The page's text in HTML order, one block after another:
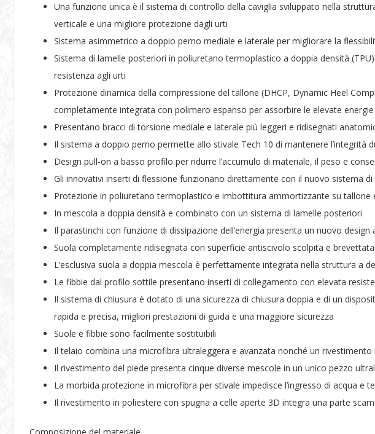
Una funzione unica è il sistema di controllo della caviglia sviluppato nella
verticale e una migliore protezione dagli urti
Sistema asimmetrico a doppio perno mediale e laterale per migliorare la
Sistema di lamelle posteriori in poliuretano termoplastico a doppia densità
resistenza agli urti
Protezione dinamica della compressione del tallone (DHCP, Dynamic Heel
completamente integrata con polimero espanso per assorbire le elevate energie
Presentano bracci di torsione mediale e laterale più leggeri e ridisegnati
Il sistema a doppio perno permette allo stivale Tech 10 di mantenere l’integrità
Design pull-on a basso profilo per ridurre l’accumulo di materiale, il peso e
Gli innovativi inserti di flessione funzionano direttamente con il nuovo sistema
Protezione in poliuretano termoplastico e imbottitura ammortizzante su tallone
In mescola a doppia densità e combinato con un sistema di lamelle posteriori
Il parastinchi con funzione di dissipazione dell’energia presenta un nuovo
Suola completamente ridisegnata con superficie antiscivolo scolpita e
L’esclusiva suola a doppia mescola è perfettamente integrata nella struttura a
Le fibbie dal profilo sottile presentano inserti di collegamento con elevata
Il sistema di chiusura è dotato di una sicurezza di chiusura doppia e di un
rapida e precisa, migliori prestazioni di guida e una maggiore sicurezza
Suole e fibbie sono facilmente sostituibili
Il telaio combina una microfibra ultraleggera e avanzata nonché un
Il rivestimento del piede presenta cinque diverse mescole in un unico pezzo
La morbida protezione in microfibra per stivale impedisce l’ingresso di acqua e
Il rivestimento in poliestere con spugna a celle aperte 3D integra una parte